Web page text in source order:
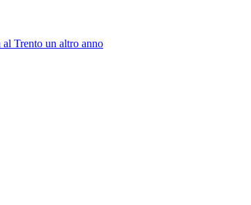
Trento un altro anno